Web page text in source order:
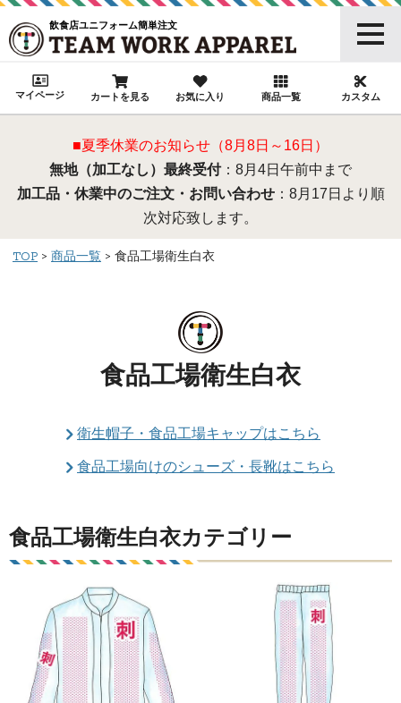
飲食店ユニフォーム簡単注文
マイページ カートを見る お気に入り 商品一覧 カスタム
■夏季休業のお知らせ（8月8日～16日）
無地（加工なし）最終受付：8月4日午前中まで
加工品・休業中のご注文・お問い合わせ：8月17日より順
次対応致します。
TOP 商品一覧 食品工場衛生白衣
食品工場衛生白衣
衛生帽子・食品工場キャップはこちら
食品工場向けのシューズ・長靴はこちら
食品工場衛生白衣カテゴリー